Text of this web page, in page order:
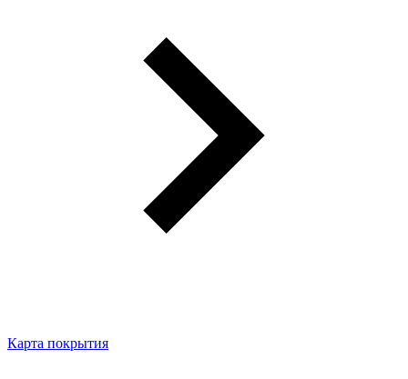
Карта покрытия